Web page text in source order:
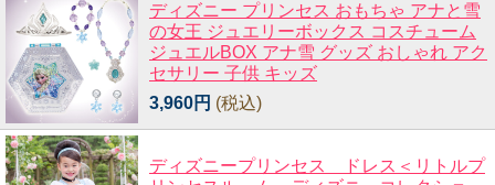
ディズニー プリンセス おもちゃ アナと雪
の女王 ジュエリーボックス コスチューム
ジュエルBOX アナ雪 グッズ おしゃれ アク
セサリー 子供 キッズ
3,960円 (税込)
ディズニープリンセス ドレス＜リトルプ